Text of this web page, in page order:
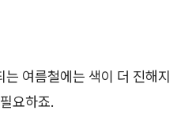
여름철에는 색이 더 진해지
요하죠.